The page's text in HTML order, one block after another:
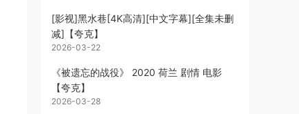
[影视]黑水巷[4K高清][中文字幕][全集未删
减]【夸克】
2026-03-22
《被遗忘的战役》 2020 荷兰 剧情 电影
【夸克】
2026-03-28